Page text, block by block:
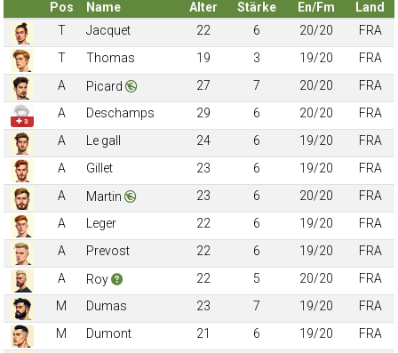
Pos Name Alter Stärke En/Fm
Land
T
Jacquet 22 6 20/20
FRA
T
Thomas 19 3 19/20
FRA
A
Picard 27 7 20/20 FRA
✚ 3
A Deschamps 29 6 20/20
FRA
A
Le gall 24 6 19/20
FRA
A
Gillet 23 6 19/20
FRA
A
Martin 23 6 20/20
FRA
A
Leger 22 6 19/20
FRA
A
Prevost 22 6 19/20
FRA
A
Roy 22 5 20/20
FRA
M
Dumas 23 7 19/20
FRA
M
Dumont 21 6 19/20
FRA